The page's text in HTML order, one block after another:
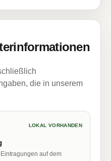
die in unserem
LOKAL VORHANDEN
auf dem